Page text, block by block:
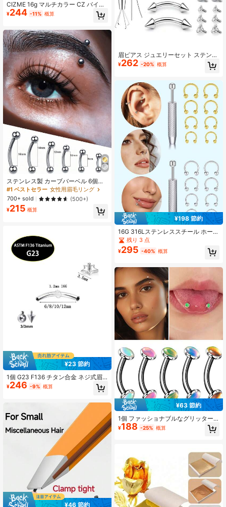
CIZME 16g マルチカラー CZ バイオ
プラスチック 透明ピアススタッド -
手術用にも適した透明ピアススタッ
ス、耳たぶ、リップピアス、スネー
クバイトなどに適用可能 8/10/12mm
¥244 -11% 概算
ステンレス製 カーブバーベル 6個セ
ット アイブロー ピアス ハイポアレ
ルジック 外ネジ バナナジュエリーア
イブロー、トラガス、軟骨ピアス用
#1 ベストセラー 女性用眉毛リング
700+ sold
(500+)
¥215 概算
¥23 節約
1個 G23 F136 チタン合金 ネジ式眉
毛ラブレット リップノーズスタッド
スパイク ボール スター型カーブドバ
¥246 -9% 概算
¥46 節約
眉ピアス ジュエリーセット ステンレ
ス製 カーブバーベル キット CZ付
き、スパイク&ボール交換用エンド、
ース メンズ
¥262 -20% 概算
¥198 節約
16G 316Lステンレススチール ホース
シュー セプタムリング、6/8/10/12
外部ネジ式 グラバーツール付き(9個)
鼻・軟骨・リップピアスジュエリー
残り 3 点
¥295 -40% 概算
¥63 節約
1個 ファッショナブルなグリッター
入りオイリーな虹色の眉毛、唇、耳
軟骨、舌ピアス ユニセックス 日常使
¥188 -25% 概算